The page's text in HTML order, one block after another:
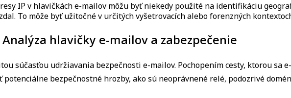
IP v hlavičkách e-mailov môžu byť niekedy použité na identifikáciu
To môže byť užitočné v určitých vyšetrovacích alebo forenzných
Analýza hlavičky e-mailov a zabezpečenie
súčasťou udržiavania bezpečnosti e-mailov. Pochopením cesty, ktorou sa
bezpečnostné hrozby, ako sú neoprávnené relé, podozrivé